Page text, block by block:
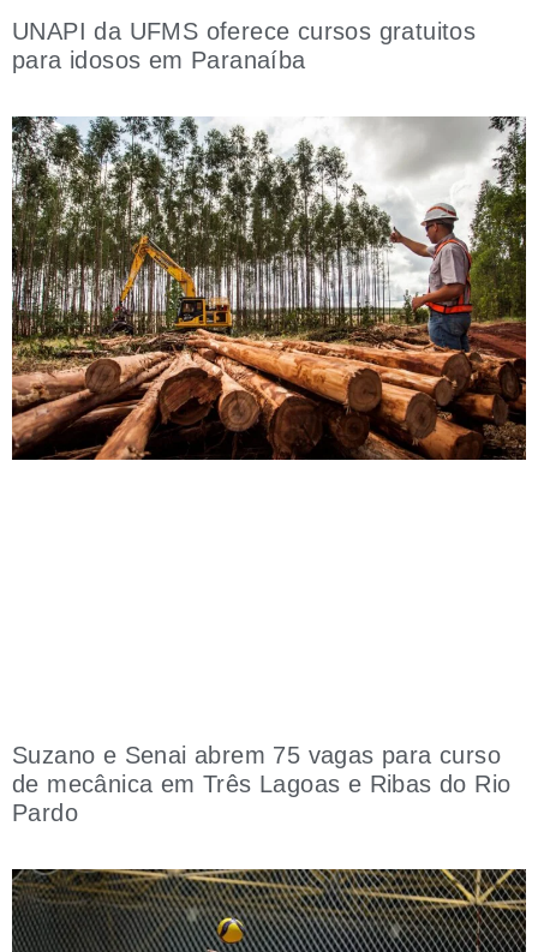
UNAPI da UFMS oferece cursos gratuitos
para idosos em Paranaíba
Suzano e Senai abrem 75 vagas para curso
de mecânica em Três Lagoas e Ribas do Rio
Pardo